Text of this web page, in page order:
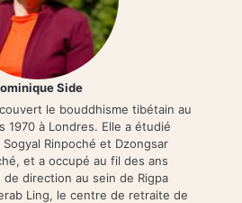
Side
le bouddhisme tibétain au
1970 à Londres. Elle a étudié
Rinpoché et Dzongsar
et a occupé au fil des ans
direction au sein de Rigpa
Ling, le centre de retraite de